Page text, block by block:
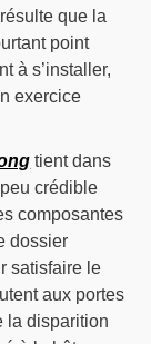
que la
point
à s’installer,
exercice
tient dans
crédible
composantes
dossier
satisfaire le
aux portes
la disparition